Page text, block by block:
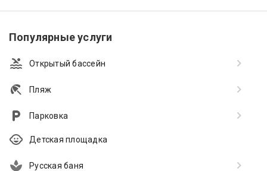
Популярные услуги
Открытый бассейн
Пляж
Парковка
Детская площадка
Русская баня